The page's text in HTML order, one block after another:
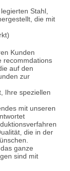
Stahl,
die mit
Kunden
recommdations
auf den
zur
Ihre speziellen
mit unseren
die in der
ganze
sind mit